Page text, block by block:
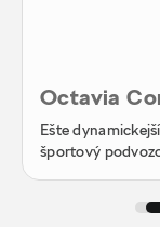
Octavia
Ešte
športový